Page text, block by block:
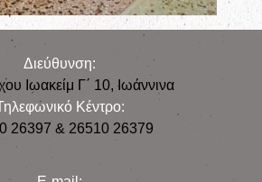
Διεύθυνση:
Ιωακείμ Γ΄ 10, Iωάννινα
Κέντρο:
26397 & 26510 26379